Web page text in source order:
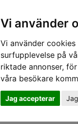
Vi använder
Vi använder
surfupplevelse på
riktade annonser,
våra besökare
Jag accepterar